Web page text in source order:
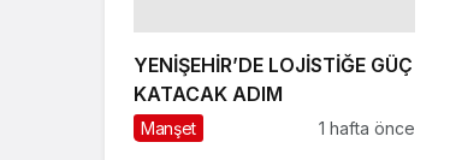
YENİŞEHİR’DE LOJİSTİĞE GÜÇ
KATACAK ADIM
Manşet 1 hafta önce